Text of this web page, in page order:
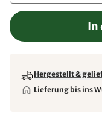
In
Hergestellt &
Lieferung bis ins